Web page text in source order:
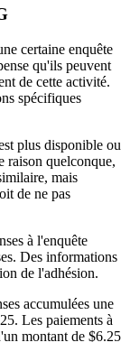
certaine enquête
qu'ils peuvent
de cette activité.
spécifiques
plus disponible ou
raison quelconque,
mais
de ne pas
à l'enquête
Des informations
de l'adhésion.
accumulées une
Les paiements à
montant de $6.25